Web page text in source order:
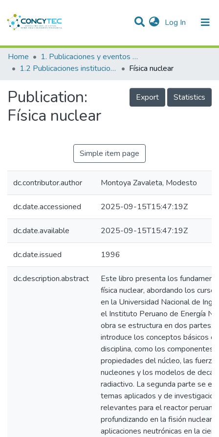
Log In (current)
Communities & Collections
Projects
People
Home
1. Publicaciones y eventos institucionales
1.2 Publicaciones institucionales
Física nuclear
Publication:
Física nuclear
Export Statistics
Simple item page
dc.contributor.author Montoya Zavaleta, Modesto
dc.date.accessioned 2025-09-15T15:47:19Z
dc.date.available 2025-09-15T15:47:19Z
dc.date.issued 1996
dc.description.abstract
Este libro presenta los
física nuclear, abordando los
en la Universidad Nacional de
el Instituto Peruano de Energía
obra se estructura en dos partes:
introduce los conceptos básicos
disciplina, como los componentes y
propiedades del núcleo, las
nucleones y los modelos de
radiactivo. La segunda parte se
temas aplicados y de investigación
relevantes para el reactor
profundizando en la fisión nuclear
aplicaciones neutrónicas en la